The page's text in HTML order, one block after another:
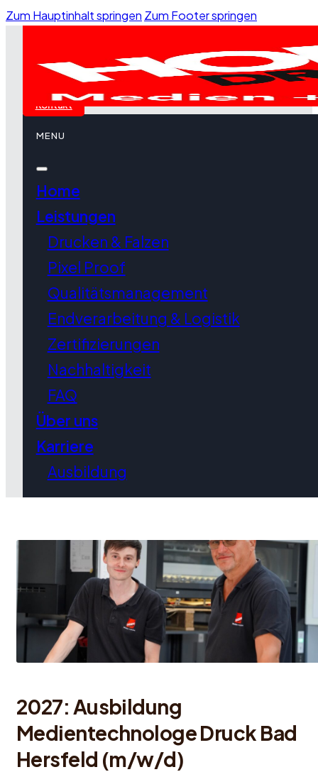
Zum Hauptinhalt springen Zum Footer springen
Kontakt
MENU
Home
Leistungen
Drucken & Falzen
Pixel Proof
Qualitätsmanagement
Endverarbeitung & Logistik
Zertifizierungen
Nachhaltigkeit
FAQ
Über uns
Karriere
Ausbildung
2027: Ausbildung
Medientechnologe Druck Bad
Hersfeld (m/w/d)